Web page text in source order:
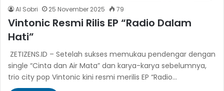
Al Sobri 25 November 2025 79
Vintonic Resmi Rilis EP “Radio Dalam
Hati”
ZETIZENS.ID – Setelah sukses memukau pendengar dengan
single “Cinta dan Air Mata” dan karya-karya sebelumnya,
trio city pop Vintonic kini resmi merilis EP “Radio…